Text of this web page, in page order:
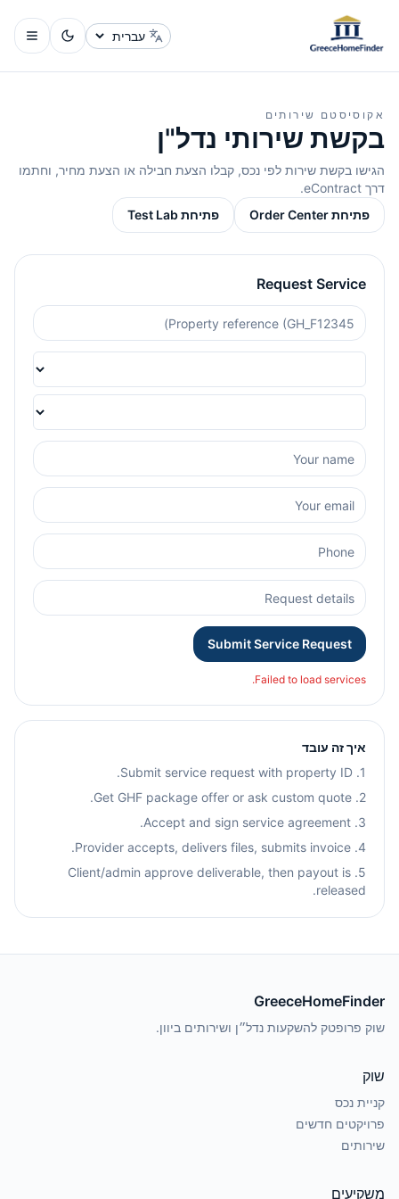
שינוי שפה
אקוסיסטם שירותים
בקשת שירותי נדל"ן
הגישו בקשת שירות לפי נכס, קבלו הצעת חבילה או הצעת מחיר, וחתמו
דרך eContract.
פתיחת Order Center
פתיחת Test Lab
Request Service
Submit Service Request
Failed to load services.
איך זה עובד
1. Submit service request with property ID.
2. Get GHF package offer or ask custom quote.
3. Accept and sign service agreement.
4. Provider accepts, delivers files, submits invoice.
5. Client/admin approve deliverable, then payout is
released.
GreeceHomeFinder
שוק פרופטק להשקעות נדל״ן ושירותים ביוון.
שוק
קניית נכס
פרויקטים חדשים
שירותים
משקיעים